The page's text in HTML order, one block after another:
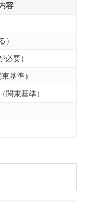
容
）
要）
基準）
関東基準）